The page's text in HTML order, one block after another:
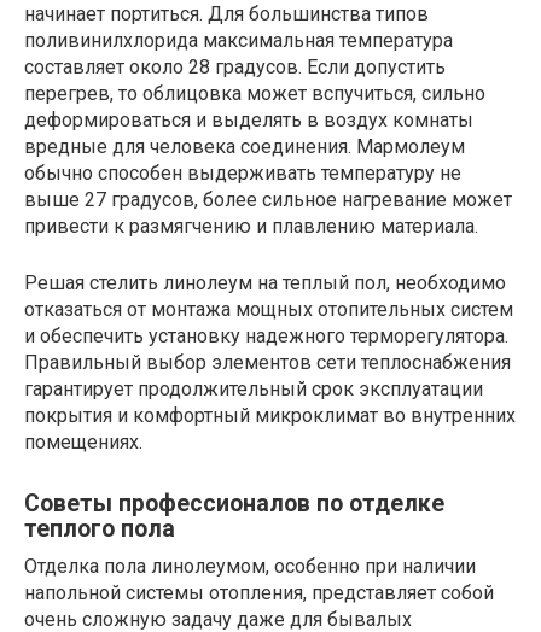
начинает портиться. Для большинства типов
поливинилхлорида максимальная температура
составляет около 28 градусов. Если допустить
перегрев, то облицовка может вспучиться, сильно
деформироваться и выделять в воздух комнаты
вредные для человека соединения. Мармолеум
обычно способен выдерживать температуру не
выше 27 градусов, более сильное нагревание может
привести к размягчению и плавлению материала.
Решая стелить линолеум на теплый пол, необходимо
отказаться от монтажа мощных отопительных систем
и обеспечить установку надежного терморегулятора.
Правильный выбор элементов сети теплоснабжения
гарантирует продолжительный срок эксплуатации
покрытия и комфортный микроклимат во внутренних
помещениях.
Советы профессионалов по отделке
теплого пола
Отделка пола линолеумом, особенно при наличии
напольной системы отопления, представляет собой
очень сложную задачу даже для бывалых